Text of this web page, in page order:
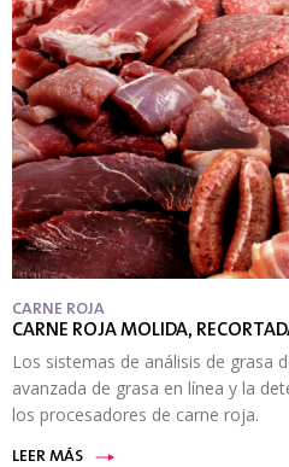
CARNE ROJA
CARNE ROJA MOLIDA,
Los sistemas de análisis de grasa
avanzada de grasa en línea y la
los procesadores de carne roja.
LEER MÁS